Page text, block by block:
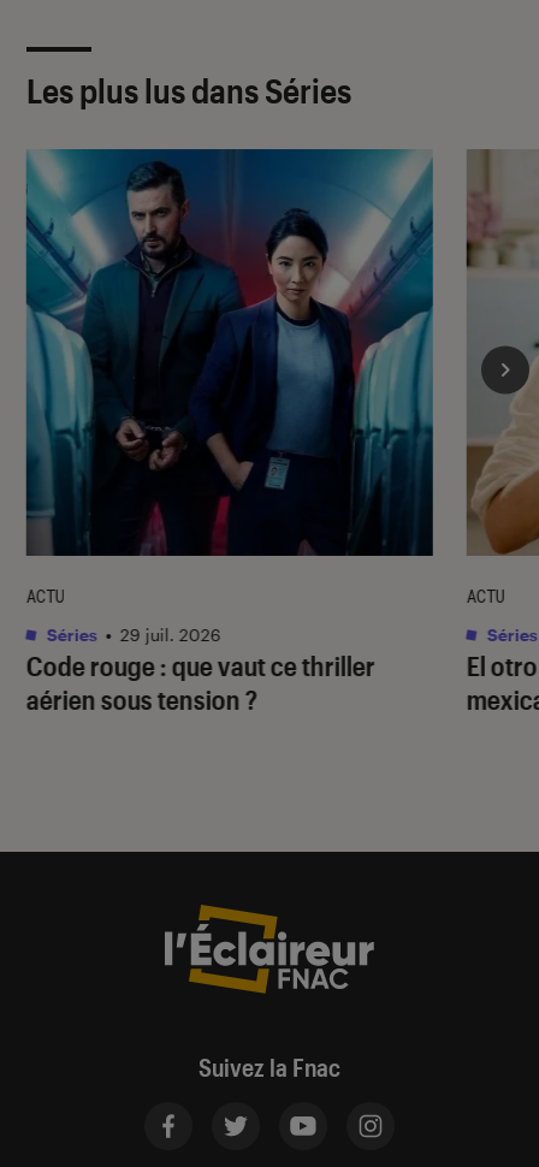
Les plus lus dans Séries
Code rouge: que vaut ce thriller
aérien sous tension ?
ACTU
Séries • 29 juil. 2026
El
ACTU
Séries
Suivez la Fnac